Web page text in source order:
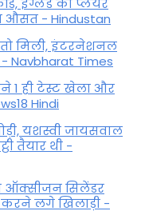
इंग्लैंड का प्लेयर
औसत - Hindustan
तो मिली, इंटरनेशनल
Navbharat Times
1 ही टेस्ट खेला और
Hindi
यशस्वी जायसवाल
तैयार थी -
ऑक्सीजन सिलेंडर
करने लगे खिलाड़ी -